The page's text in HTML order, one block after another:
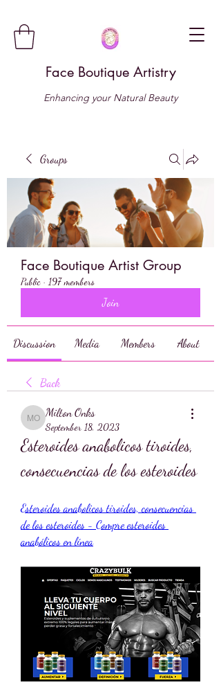
Face Boutique Artistry
Enhancing your Natural Beauty
Groups
Face Boutique Artist Group
Public · 197 members
Join
Discussion Media Members About
Back
Milton Onks
Milton Onks
September 18, 2023
Esteroides anabolicos tiroides,
consecuencias de los esteroides
Esteroides anabolicos tiroides, consecuencias
de los esteroides - Compre esteroides
anabólicos en línea